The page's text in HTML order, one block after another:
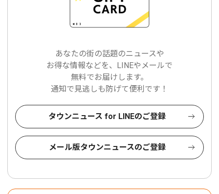
あなたの街の話題のニュースや
お得な情報などを、LINEやメールで
無料でお届けします。
通知で見逃しも防げて便利です！
タウンニュース for LINEのご登録
メール版タウンニュースのご登録